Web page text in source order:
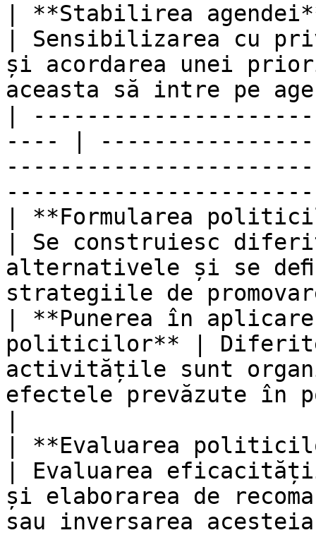
| **Stabilirea
| Sensibilizarea cu
și acordarea unei
aceasta să intre pe
|
---- |
| **Formularea
| Se construiesc
alternativele și se
strategiile de
| **Punerea în
politicilor** |
activitățile sunt
efectele prevăzute în
| **Evaluarea
| Evaluarea
și elaborarea de
sau inversarea